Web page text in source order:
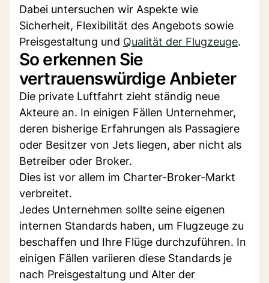
Dabei untersuchen wir Aspekte wie
Sicherheit, Flexibilität des Angebots sowie
Preisgestaltung und Qualität der Flugzeuge.
So erkennen Sie
vertrauenswürdige Anbieter
Die private Luftfahrt zieht ständig neue
Akteure an. In einigen Fällen Unternehmer,
deren bisherige Erfahrungen als Passagiere
oder Besitzer von Jets liegen, aber nicht als
Betreiber oder Broker.
Dies ist vor allem im Charter-Broker-Markt
verbreitet.
Jedes Unternehmen sollte seine eigenen
internen Standards haben, um Flugzeuge zu
beschaffen und Ihre Flüge durchzuführen. In
einigen Fällen variieren diese Standards je
nach Preisgestaltung und Alter der